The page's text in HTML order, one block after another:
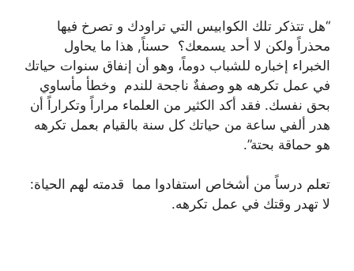
“هل تتذكر تلك الكوابيس التي تراودك و تصرخ فيها
محذراً ولكن لا أحد يسمعك؟ حسناً, هذا ما يحاول
الخبراء إخباره للشباب دوماً، وهو أن إنفاق سنوات حياتك
في عمل تكرهه هو وصفةٌ ناجحة للندم وخطأ مأساوي
بحق نفسك. فقد أكد الكثير من العلماء مراراً وتكراراً أن
هدر ألفي ساعة من حياتك كل سنة بالقيام بعمل تكرهه
هو حماقة بحتة”.
تعلم درساً من أشخاص استفادوا مما قدمته لهم الحياة:
لا تهدر وقتك في عمل تكرهه.